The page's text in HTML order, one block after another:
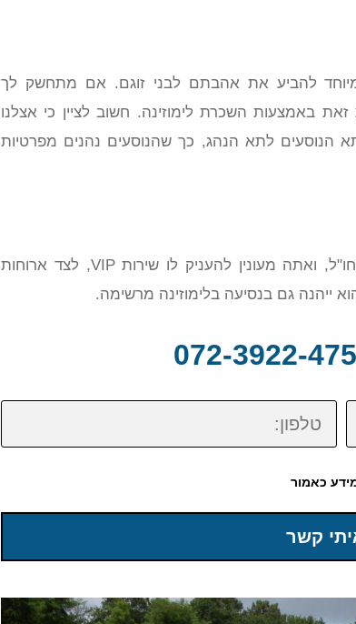
להביע את אהבתם לבני זוגם. אם מתחשק לך
באמצעות השכרת לימוזינה. חשוב לציין כי אצלנו
הנוסעים לתא הנהג, כך שהנוסעים נהנים מפרטיות
אם אתה מתכנן לארח קולגה חשוב מהארץ או מחו"ל, ואתה מעונין להעניק לו שירות VIP, לצד ארוחות
ייהנה גם בנסיעה בלימוזינה מרשימה.
טלפון:
כאמור
קשר